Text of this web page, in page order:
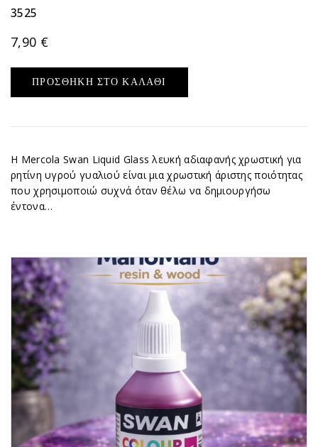
3525
7,90 €
ΠΡΟΣΘΉΚΗ ΣΤΟ ΚΑΛΆΘΙ
Η Mercola Swan Liquid Glass λευκή αδιαφανής χρωστική για
ρητίνη υγρού γυαλιού είναι μια χρωστική άριστης ποιότητας
που χρησιμοποιώ συχνά όταν θέλω να δημιουργήσω
έντονα…